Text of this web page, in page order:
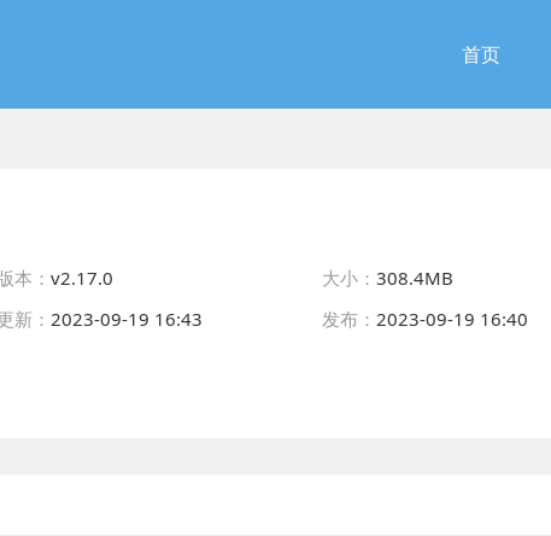
首页
本： v2.17.0 大小： 308.4MB
新： 2023-09-19 16:43 发布： 2023-09-19 16:40